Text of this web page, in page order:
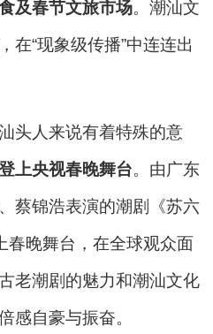
及春节文旅市场。潮汕文
在“现象级传播”中连连出
人来说有着特殊的意
上央视春晚舞台。由广东
蔡锦浩表演的潮剧《苏六
春晚舞台，在全球观众面
老潮剧的魅力和潮汕文化
感自豪与振奋。